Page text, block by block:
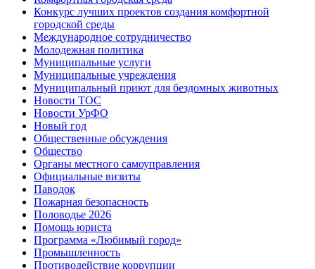
Конкурс лучших проектов создания комфортной
городской среды
Международное сотрудничество
Молодежная политика
Муниципальные услуги
Муниципальные учреждения
Муниципальный приют для бездомных животных
Новости ТОС
Новости УрФО
Новый год
Общественные обсуждения
Общество
Органы местного самоуправления
Официальные визиты
Паводок
Пожарная безопасность
Половодье 2026
Помощь юриста
Программа «Любимый город»
Промышленность
Противодействие коррупции